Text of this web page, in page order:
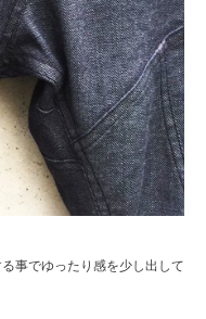
事でゆったり感を少し出して